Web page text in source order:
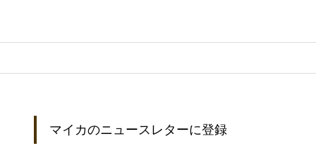
マイカのニュースレターに登録